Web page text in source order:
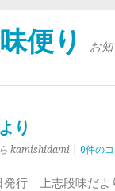
便り お
り
kamishidami 0件のコ
発行 上志段味だよ